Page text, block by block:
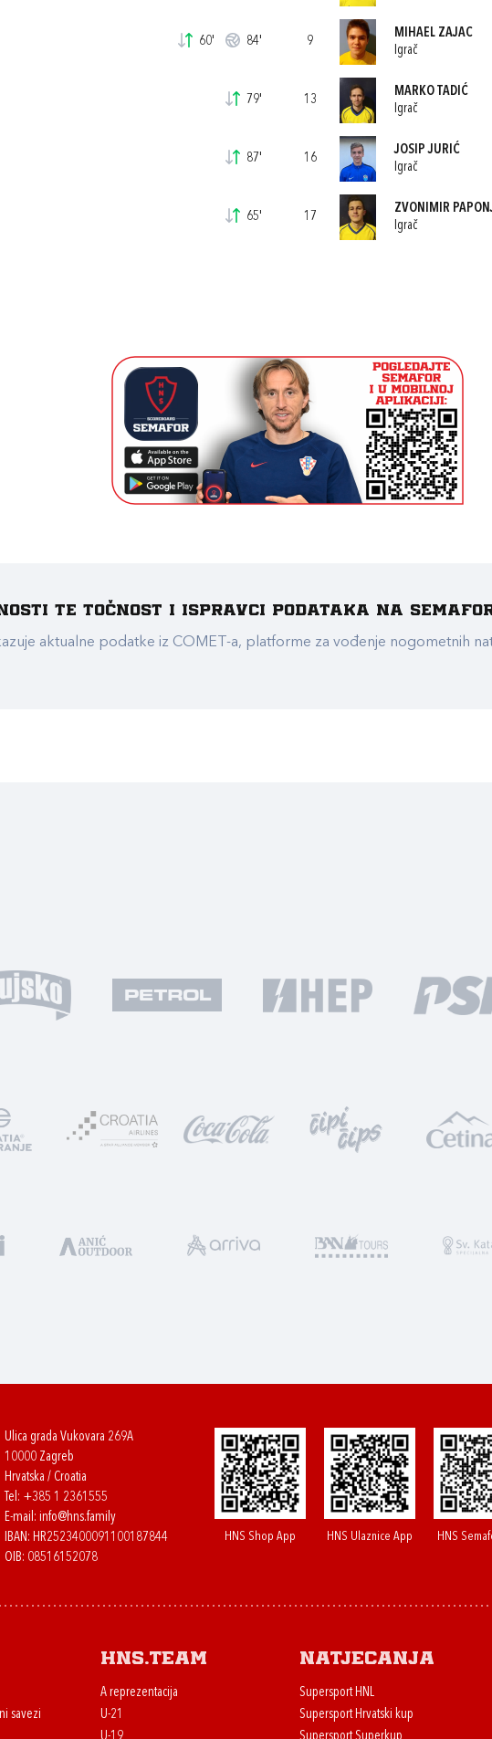
60' 84'
79'
87'
65'
9
MIHAEL ZAJAC
Igrač
13
MARKO TADIĆ
Igrač
16
JOSIP JURIĆ
Igrač
17
ZVONIMIR
Igrač
te točnost i ispravci podataka na
aktualne podatke iz COMET-a, platforme za vođenje nogometnih
Ulica grada Vukovara 269A
10000 Zagreb
Hrvatska / Croatia
Tel: +385 1 2361555
E-mail: info@hns.family
IBAN: HR2523400091100187844
OIB: 08516152078
HNS Shop App HNS Ulaznice App HNS
savezi
HNS.team
A reprezentacija
U-21
Natjecanja
Supersport HNL
Supersport Hrvatski kup